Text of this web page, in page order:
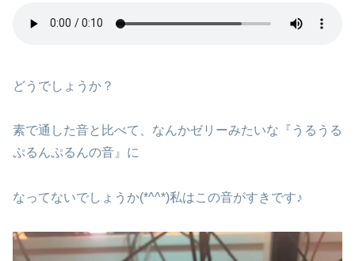
どうでしょうか？
素で通した音と比べて、なんかゼリーみたいな『うるうる
ぷるんぷるんの音』に
なってないでしょうか(*^^*)私はこの音がすきです♪